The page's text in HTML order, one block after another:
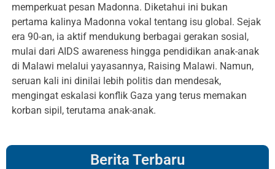
memperkuat pesan Madonna. Diketahui ini bukan
pertama kalinya Madonna vokal tentang isu global. Sejak
era 90-an, ia aktif mendukung berbagai gerakan sosial,
mulai dari AIDS awareness hingga pendidikan anak-anak
di Malawi melalui yayasannya, Raising Malawi. Namun,
seruan kali ini dinilai lebih politis dan mendesak,
mengingat eskalasi konflik Gaza yang terus memakan
korban sipil, terutama anak-anak.
Berita Terbaru